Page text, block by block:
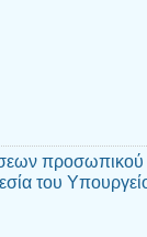
προσωπικού
του